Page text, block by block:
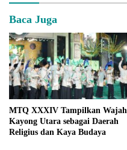
Baca Juga
MTQ XXXIV Tampilkan Wajah
Kayong Utara sebagai Daerah
Religius dan Kaya Budaya